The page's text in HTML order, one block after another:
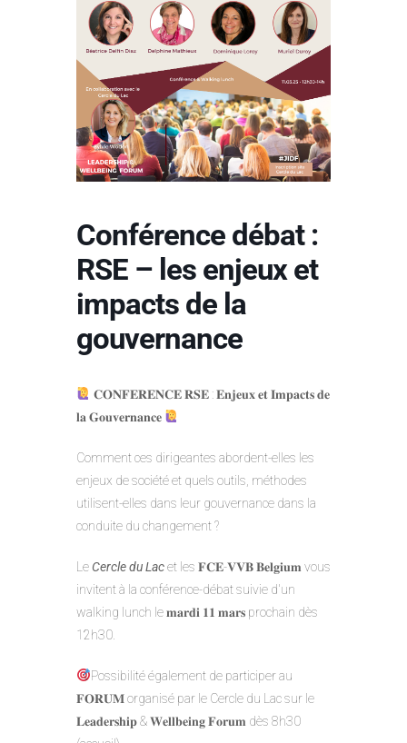
Conférence débat :
RSE – les enjeux et
impacts de la
gouvernance
𝐂𝐎𝐍𝐅𝐄𝐑𝐄𝐍𝐂𝐄 𝐑𝐒𝐄 : 𝐄𝐧𝐣𝐞𝐮𝐱 𝐞𝐭 𝐈𝐦𝐩𝐚𝐜𝐭𝐬 𝐝𝐞
𝐥𝐚 𝐆𝐨𝐮𝐯𝐞𝐫𝐧𝐚𝐧𝐜𝐞
Comment ces dirigeantes abordent-elles les
enjeux de société et quels outils, méthodes
utilisent-elles dans leur gouvernance dans la
conduite du changement ?
Le Cercle du Lacet les 𝐅𝐂𝐄-𝐕𝐕𝐁 𝐁𝐞𝐥𝐠𝐢𝐮𝐦 vous
invitent à la conférence-débat suivie d'un
walking lunch le 𝐦𝐚𝐫𝐝𝐢 𝟏𝟏 𝐦𝐚𝐫𝐬 prochain dès
12h30.
Possibilité également de participer au
𝐅𝐎𝐑𝐔𝐌 organisé par le Cercle du Lac sur le
𝐋𝐞𝐚𝐝𝐞𝐫𝐬𝐡𝐢𝐩 & 𝐖𝐞𝐥𝐥𝐛𝐞𝐢𝐧𝐠 𝐅𝐨𝐫𝐮𝐦 dès 8h30